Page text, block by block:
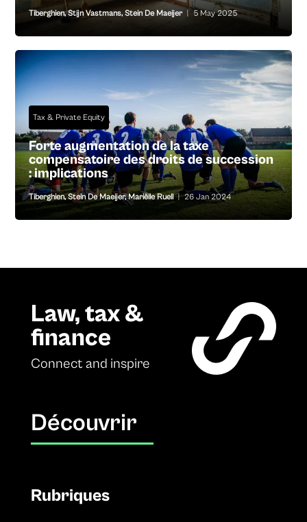
Tiberghien,Stijn Vastmans,Stein De Maeijer 5 May 2025
Tax & Private Equity
Forte augmentation de la taxe
compensatoire des droits de succession
: implications
Tiberghien,Stein De Maeijer,Mariëlle Ruell | 26 Jan 2024
Law, tax &
finance
Connect and inspire
Découvrir
Rubriques